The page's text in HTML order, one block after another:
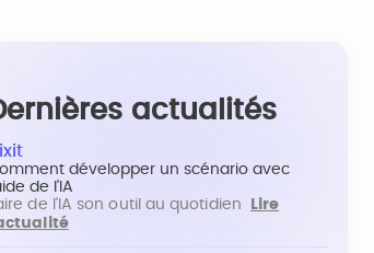
actualités
développer un scénario avec
de l'IA
de l'IA son outil au quotidien
Lire